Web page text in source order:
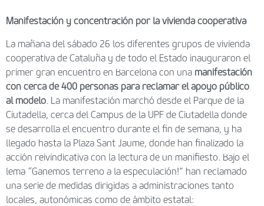
Manifestación y concentración por la vivienda cooperativa
La mañana del sábado 26 los diferentes grupos de vivienda
cooperativa de Cataluña y de todo el Estado inauguraron el
primer gran encuentro en Barcelona con una manifestación
con cerca de 400 personas para reclamar el apoyo público
al modelo. La manifestación marchó desde el Parque de la
Ciutadella, cerca del Campus de la UPF de Ciutadella donde
se desarrolla el encuentro durante el fin de semana, y ha
llegado hasta la Plaza Sant Jaume, donde han finalizado la
acción reivindicativa con la lectura de un manifiesto. Bajo el
lema “Ganemos terreno a la especulación!” han reclamado
una serie de medidas dirigidas a administraciones tanto
locales, autonómicas como de ámbito estatal: